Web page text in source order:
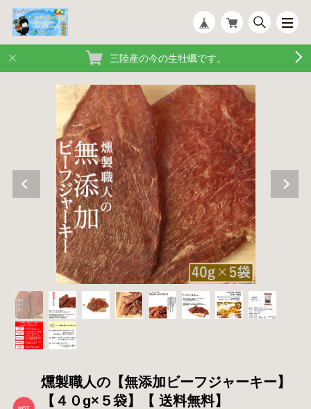
三陸産の今の生牡蠣です。
燻製職人の【無添加ビーフジャーキー】
【４０g×５袋】【 送料無料】